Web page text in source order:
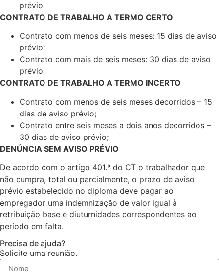
prévio.
CONTRATO DE TRABALHO A TERMO CERTO
Contrato com menos de seis meses: 15 dias de aviso
prévio;
Contrato com mais de seis meses: 30 dias de aviso
prévio.
CONTRATO DE TRABALHO A TERMO INCERTO
Contrato com menos de seis meses decorridos – 15
dias de aviso prévio;
Contrato entre seis meses a dois anos decorridos –
30 dias de aviso prévio;
DENÚNCIA SEM AVISO PRÉVIO
De acordo com o artigo 401.º do CT o trabalhador que
não cumpra, total ou parcialmente, o prazo de aviso
prévio estabelecido no diploma deve pagar ao
empregador uma indemnização de valor igual à
retribuição base e diuturnidades correspondentes ao
período em falta.
Precisa de ajuda?
Solicite uma reunião.